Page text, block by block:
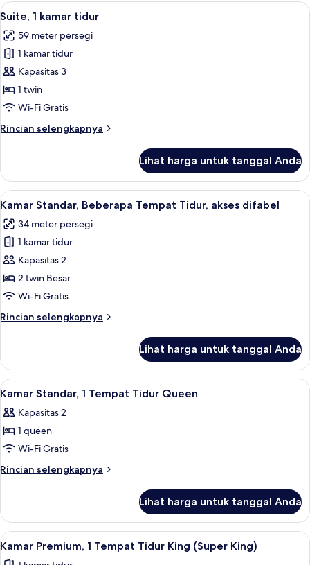
kamar
(Study
Area)
Lihat
semua
foto
untuk
Suite,
1
kamar
Suite, 1 kamar tidur | Selimut bulu
6
Suite, 1 kamar tidur
59 meter persegi
1 kamar tidur
Kapasitas 3
1 twin
Wi-Fi Gratis
Rincian selengkapnya
Rincian
Suite,
kamar
Lihat harga untuk tanggal Anda
Lihat
semua
foto
untuk
Kamar
Standar,
Beberapa
Tidur,
Selimut bulu angsa, brankas, dan
4
Kamar Standar, Beberapa Tempat Tidur, akses difabel
34 meter persegi
1 kamar tidur
Kapasitas 2
2 twin Besar
Wi-Fi Gratis
Rincian selengkapnya
Rincian
Kamar
Standar,
Beberapa
Tidur,
akses
Lihat harga untuk tanggal Anda
Lihat
semua
foto
untuk
Kamar
Standar,
Tidur
Queen
Kamar Standar, 1 Tempat Tidur
4
Kamar Standar, 1 Tempat Tidur Queen
Kapasitas 2
1 queen
Wi-Fi Gratis
Rincian selengkapnya
Rincian
Kamar
Standar,
1
Lihat harga untuk tanggal Anda
Lihat
semua
Kamar Premium, 1 Tempat Tidur
4
Kamar Premium, 1 Tempat Tidur King (Super King)